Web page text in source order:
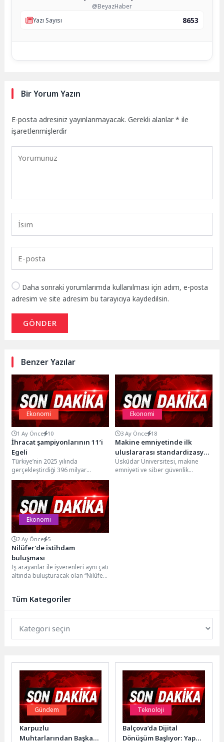
@BeyazHaber
Yazı Sayısı
8653
Bir Yorum Yazın
E-posta adresiniz yayınlanmayacak. Gerekli alanlar* ile
işaretlenmişlerdir
Daha sonraki yorumlarımda kullanılması için adım, e-posta
adresim ve site adresim bu tarayıcıya kaydedilsin.
GÖNDER
Benzer Yazılar
Ekonomi
1 Ay Önce 10
İhracat şampiyonlarının 11’i
Egeli
Türkiye’nin 2025 yılında
gerçekleştirdiği 396 milyar
dolarlık mal ve hizmet ihracatına
en çok katkı sağlayan...
Ekonomi
3 Ay Önce 18
Makine emniyetinde ilk
uluslararası standardizasyon
toplantısı Üsküdar’da!
Üsküdar Üniversitesi, makine
emniyeti ve siber güvenlik
Ekonomi
2 Ay Önce 5
Nilüfer’de istihdam
buluşması
İş arayanlar ile işverenleri aynı çatı
altında buluşturacak olan “Nilüfer
Tüm Kategoriler
Gündem
Karpuzlu
Muhtarlarından Başkan
Teknoloji
Balçova’da Dijital
Dönüşüm Başlıyor: Yapay